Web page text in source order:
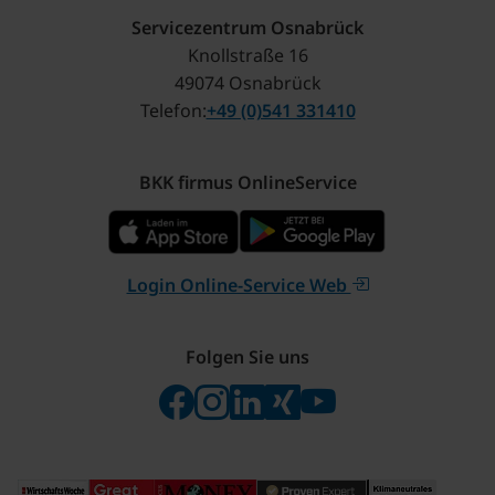
Servicezentrum Osnabrück
Knollstraße 16
49074 Osnabrück
Telefon +49 (0)541 331410
BKK firmus OnlineService
Login Online-Service Web
Folgen Sie uns
Folgen Sie uns auf Facebook
Folgen Sie uns auf Instagram
Besuchen Sie uns bei
Besuchen Sie uns bei
Besuchen Sie uns